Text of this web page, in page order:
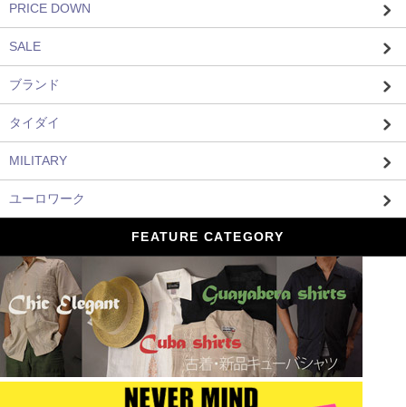
PRICE DOWN
SALE
ブランド
タイダイ
MILITARY
ユーロワーク
FEATURE CATEGORY